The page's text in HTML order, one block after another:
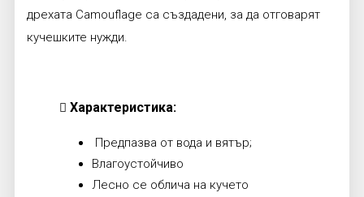
дрехата Camouflage са създадени, за да отговарят
кучешките нужди.
Характеристика:
Предпазва от вода и вятър;
Влагоустойчиво
Лесно се облича на кучето